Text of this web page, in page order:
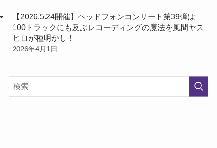
【2026.5.24開催】ヘッドフォンコンサート第39弾は
100トラックにも及ぶレコーディングの魔法を風間ヤス
ヒロが種明かし！
2026年4月1日